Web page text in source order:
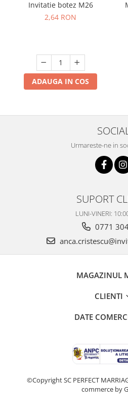
Invitatie botez M26
2,64 RON
ADAUGA IN COS
Urmareste-ne in
SUPORT
LUNI-VINERI:
0771
MAGAZINUL
CLIENTI
DATE
©Copyright SC PERFECT
commerce by